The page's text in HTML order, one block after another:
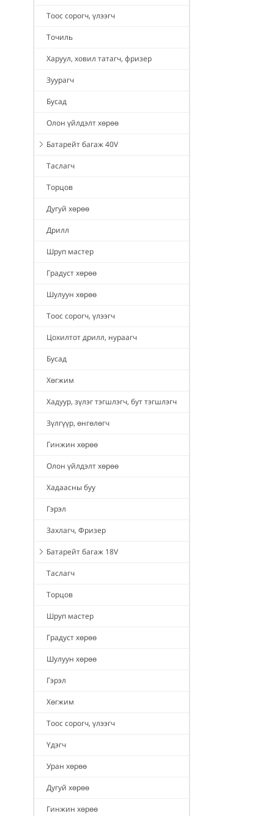
Тоос сорогч, үлээгч
Точиль
Харуул, ховил татагч, фризер
Зуурагч
Бусад
Олон үйлдэлт хөрөө
Батарейт багаж 40V
Таслагч
Торцов
Дугуй хөрөө
Дрилл
Шруп мастер
Градуст хөрөө
Шулуун хөрөө
Тоос сорогч, үлээгч
Цохилтот дрилл, нураагч
Бусад
Хөгжим
Хадуур, зүлэг тэгшлэгч, бут тэгшлэгч
Зүлгүүр, өнгөлөгч
Гинжин хөрөө
Олон үйлдэлт хөрөө
Хадаасны буу
Гэрэл
Захлагч, Фризер
Батарейт багаж 18V
Таслагч
Торцов
Шруп мастер
Градуст хөрөө
Шулуун хөрөө
Гэрэл
Хөгжим
Тоос сорогч, үлээгч
Үдэгч
Уран хөрөө
Дугуй хөрөө
Гинжин хөрөө